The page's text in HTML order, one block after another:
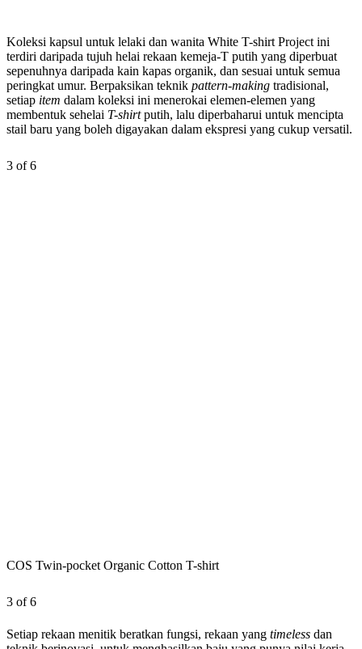
Koleksi kapsul untuk lelaki dan wanita White T-shirt Project ini
terdiri daripada tujuh helai rekaan kemeja-T putih yang diperbuat
sepenuhnya daripada kain kapas organik, dan sesuai untuk semua
peringkat umur. Berpaksikan teknik pattern-making tradisional,
setiap item dalam koleksi ini menerokai elemen-elemen yang
membentuk sehelai T-shirtputih, lalu diperbaharui untuk mencipta
stail baru yang boleh digayakan dalam ekspresi yang cukup versatil.
3 of 6
COS Twin-pocket Organic Cotton T-shirt
3 of 6
Setiap rekaan menitik beratkan fungsi, rekaan yang timeless dan